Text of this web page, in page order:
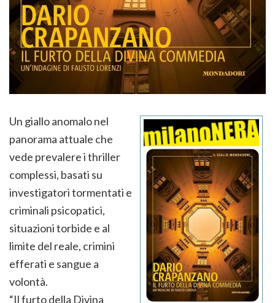
Un giallo anomalo nel
panorama attuale che
vede prevalere i thriller
complessi, basati su
investigatori tormentati e
criminali psicopatici,
situazioni torbide e al
limite del reale, crimini
efferati e sangue a
volontà.
“Il furto della Divina